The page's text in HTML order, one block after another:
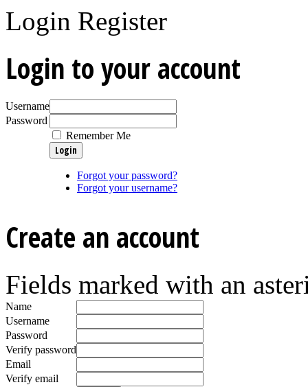
Login Register
Login to your account
Username
Password
Remember Me
Forgot your password?
Forgot your username?
Create an account
Fields marked with an
Name
Username
Password
Verify password
Email
Verify email